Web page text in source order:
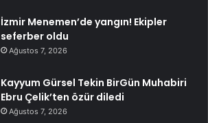
İzmir Menemen’de yangın! Ekipler
seferber oldu
Ağustos 7, 2026
Kayyum Gürsel Tekin BirGün Muhabiri
Ebru Çelik’ten özür diledi
Ağustos 7, 2026